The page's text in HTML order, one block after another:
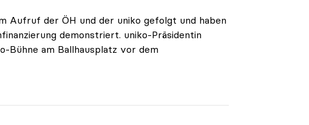
Aufruf der ÖH und der uniko gefolgt und haben
demonstriert. uniko-Präsidentin
am Ballhausplatz vor dem